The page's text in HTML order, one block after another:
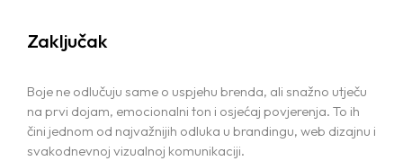
Zaključak
Boje ne odlučuju same o uspjehu brenda, ali snažno utječu
na prvi dojam, emocionalni ton i osjećaj povjerenja. To ih
čini jednom od najvažnijih odluka u brandingu, web dizajnu i
svakodnevnoj vizualnoj komunikaciji.